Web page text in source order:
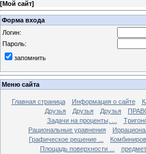
[Мой сайт]
Форма входа
Логин:
Пароль:
запомнить
Меню сайта
Главная страница Информация о сайте
Друзья
Друзья Друзья
Задачи на проценты, ...
Рациональные уравнения
Графическое решение ...
Площадь поверхности ...